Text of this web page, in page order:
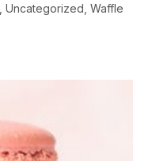
Uncategorized Waffle